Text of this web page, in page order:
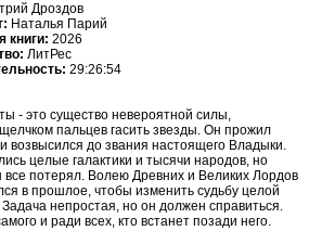
Дроздов
Наталья Парий
книги: 2026
ЛитРес
29:26:54
- это существо невероятной силы,
пальцев гасить звезды. Он прожил
возвысился до звания настоящего Владыки.
целые галактики и тысячи народов, но
потерял. Волею Древних и Великих Лордов
в прошлое, чтобы изменить судьбу целой
непростая, но он должен справиться.
и ради всех, кто встанет позади него.